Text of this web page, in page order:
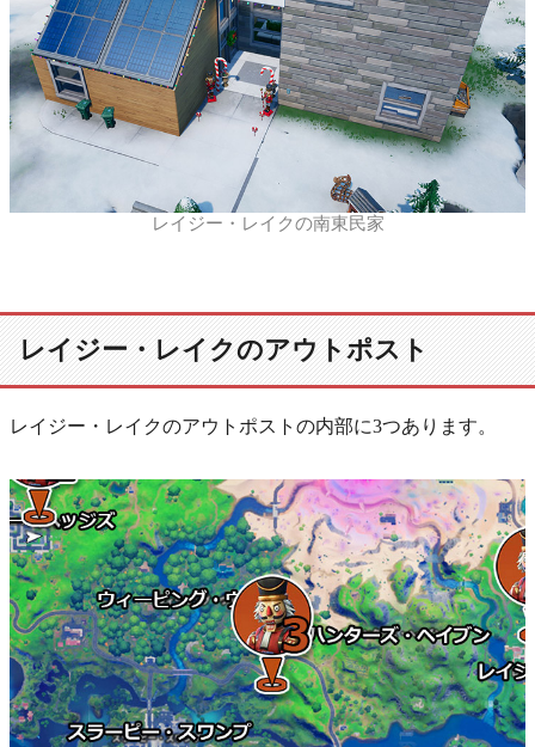
レイジー・レイクの南東民家
レイジー・レイクのアウトポスト
レイジー・レイクのアウトポストの内部に3つあります。